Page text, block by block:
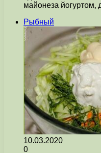
майонеза
Рыбный
10.03.2020
0